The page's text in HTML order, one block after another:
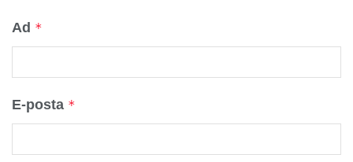
Ad *
E-posta *